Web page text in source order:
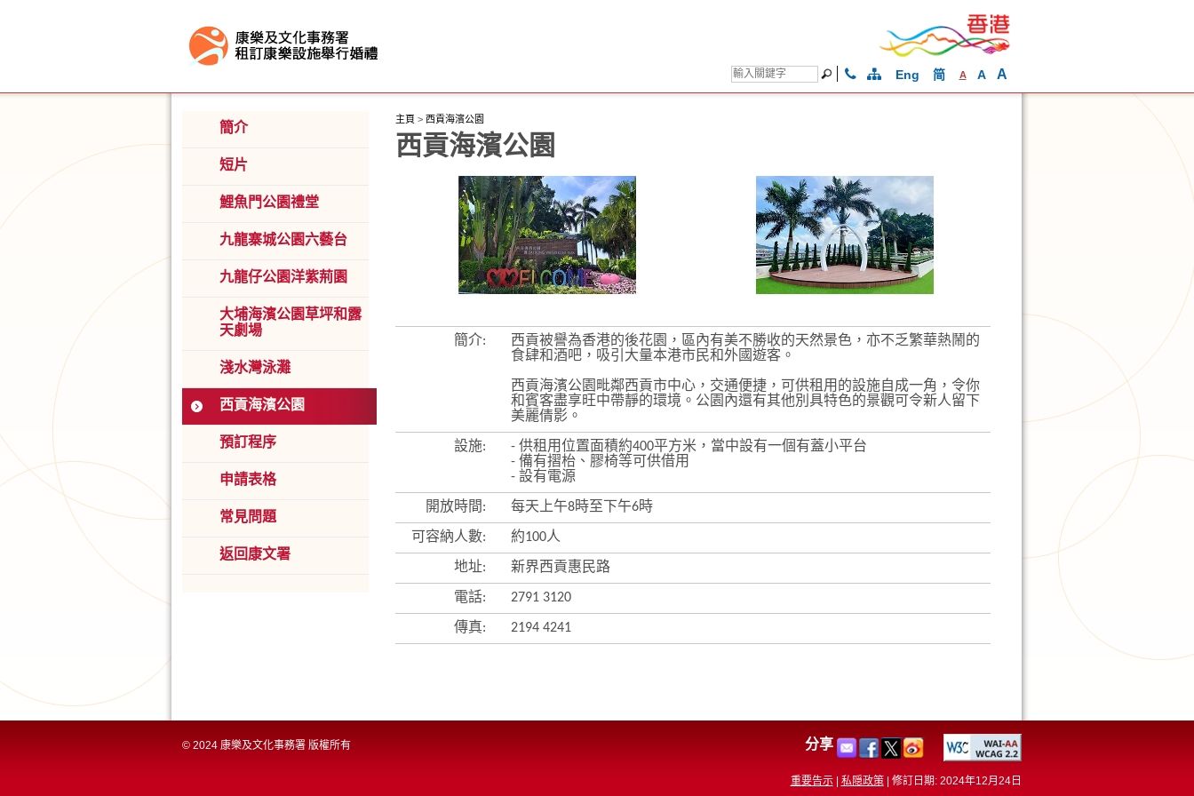
Eng 简 A A A
按“Tab”進入菜單
簡介
短片
鯉魚門公園禮堂
九龍寨城公園六藝台
九龍仔公園洋紫荊園
大埔海濱公園草坪和露
天劇場
淺水灣泳灘
西貢海濱公園
預訂程序
申請表格
常見問題
返回康文署
主頁 > 西貢海濱公園
西貢海濱公園
簡介:
西貢被譽為香港的後花園，區內有美不勝收的天然景色，亦不乏繁華熱鬧的
食肆和酒吧，吸引大量本港市民和外國遊客。
西貢海濱公園毗鄰西貢市中心，交通便捷，可供租用的設施自成一角，令你
和賓客盡享旺中帶靜的環境。公園內還有其他別具特色的景觀可令新人留下
美麗倩影。
設施:
- 供租用位置面積約400平方米，當中設有一個有蓋小平台
- 備有摺枱、膠椅等可供借用
- 設有電源
開放時間: 每天上午8時至下午6時
可容納人數: 約100人
地址: 新界西貢惠民路
電話: 2791 3120
傳真: 2194 4241
© 2024 康樂及文化事務署 版權所有 分享
重要告示| 私隠政策| 修訂日期: 2024年12月24日